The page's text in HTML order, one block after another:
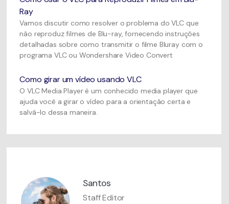
Ray
Vamos discutir como resolver o problema do VLC que
não reproduz filmes de Blu-ray, fornecendo instruções
detalhadas sobre como transmitir o filme Bluray com o
programa VLC ou Wondershare Video Convert
Como girar um vídeo usando VLC
O VLC Media Player é um conhecido media player que
ajuda você a girar o vídeo para a orientação certa e
salvá-lo dessa maneira.
Santos
Staff Editor